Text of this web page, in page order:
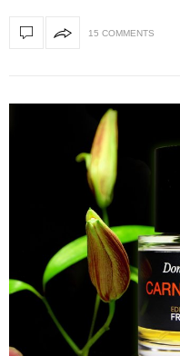
15 COMMENTS